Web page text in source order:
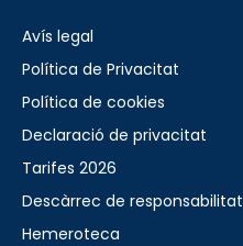
Avís legal
Política de Privacitat
Política de cookies
Declaració de privacitat
Tarifes 2026
Descàrrec de responsabilitat
Hemeroteca